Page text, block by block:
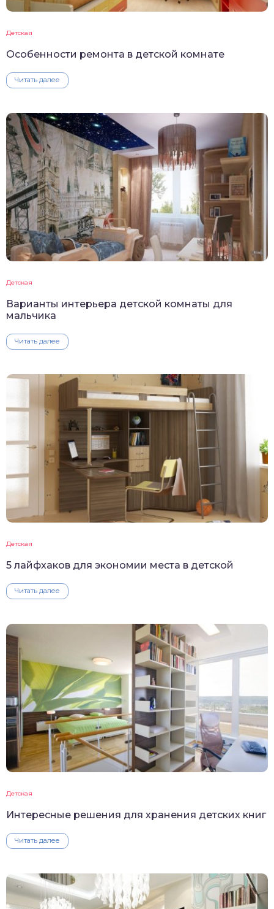
Детская
Особенности ремонта в детской комнате
Читать далее
Детская
Варианты интерьера детской комнаты для
мальчика
Читать далее
Детская
5 лайфхаков для экономии места в детской
Читать далее
Детская
Интересные решения для хранения детских книг
Читать далее